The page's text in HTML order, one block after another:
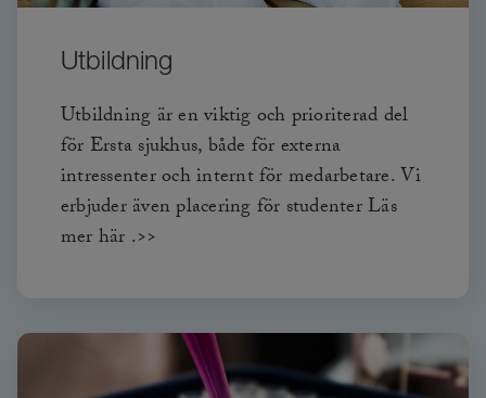
Utbildning
Utbildning är en viktig och prioriterad del
för Ersta sjukhus, både för externa
intressenter och internt för medarbetare. Vi
erbjuder även placering för studenter Läs
mer här .>>